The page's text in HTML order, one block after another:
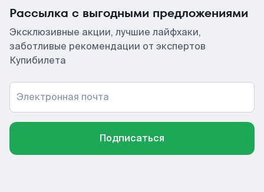
Рассылка с выгодными предложениями
Эксклюзивные акции, лучшие лайфхаки,
заботливые рекомендации от экспертов
Купибилета
Электронная почта
Подписаться